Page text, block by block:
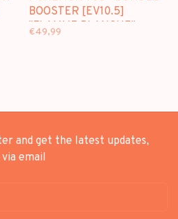
BOOSTER [EV10.5]
"FLAMME BLANCHE" -
€49,99
and get the latest updates,
email